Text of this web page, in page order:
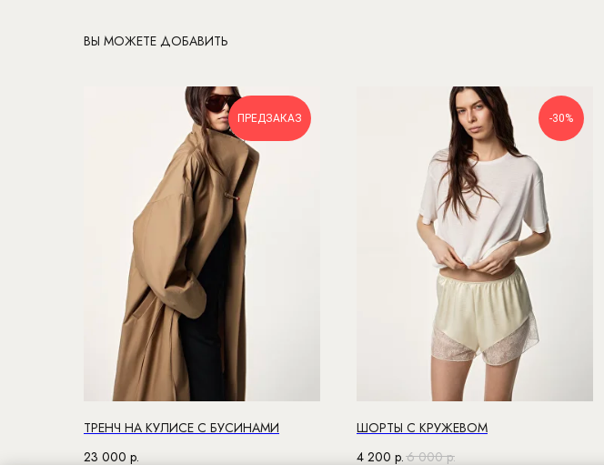
ВЫ МОЖЕТЕ ДОБАВИТЬ
ПРЕДЗАКАЗ
ТРЕНЧ НА КУЛИСЕ С БУСИНАМИ
23 000 р.
-30%
ШОРТЫ С КРУЖЕВОМ
4 200 р. 6 000 р.